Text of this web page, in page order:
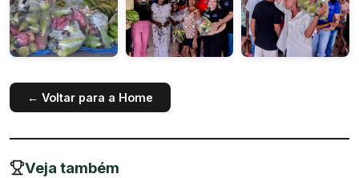
← Voltar para a Home
Veja também